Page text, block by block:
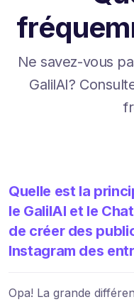
Ne savez-vous
GalilAI?
Quelle est la
le GalilAI et le
de créer des
Instagram des
Opa! La grande